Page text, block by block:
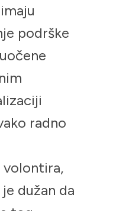
podrške
radno
volontira,
dužan da